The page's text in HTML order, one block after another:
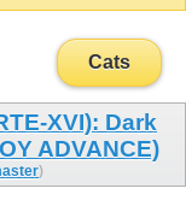
Cats
XVI): Dark
ADVANCE)
)